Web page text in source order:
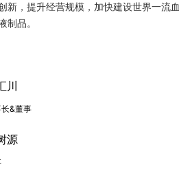
新，提升经营规模，加快建设世界一流
制品。
川
&董事
源